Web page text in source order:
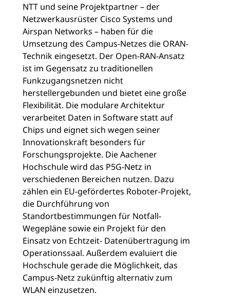
NTT und seine Projektpartner – der
Netzwerkausrüster Cisco Systems und
Airspan Networks – haben für die
Umsetzung des Campus-Netzes die ORAN-
Technik eingesetzt. Der Open-RAN-Ansatz
ist im Gegensatz zu traditionellen
Funkzugangsnetzen nicht
herstellergebunden und bietet eine große
Flexibilität. Die modulare Architektur
verarbeitet Daten in Software statt auf
Chips und eignet sich wegen seiner
Innovationskraft besonders für
Forschungsprojekte. Die Aachener
Hochschule wird das P5G-Netz in
verschiedenen Bereichen nutzen. Dazu
zählen ein EU-gefördertes Roboter-Projekt,
die Durchführung von
Standortbestimmungen für Notfall-
Wegepläne sowie ein Projekt für den
Einsatz von Echtzeit- Datenübertragung im
Operationssaal. Außerdem evaluiert die
Hochschule gerade die Möglichkeit, das
Campus-Netz zukünftig alternativ zum
WLAN einzusetzen.